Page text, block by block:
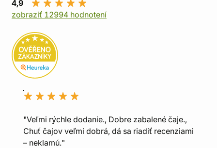
4,9
zobraziť 12994 hodnotení
"Veľmi rýchle dodanie., Dobre zabalené čaje.,
Chuť čajov veľmi dobrá, dá sa riadiť recenziami
– neklamú."